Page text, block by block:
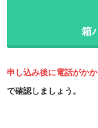
箱
申し込み後に電話がか
で確認しましょう。